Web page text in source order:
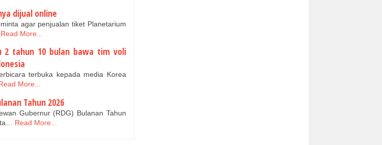
dijual online
agar penjualan tiket Planetarium
Read More...
2 tahun 10 bulan bawa tim voli
terbuka kepada media Korea
More...
Tahun 2026
Gubernur (RDG) Bulanan Tahun
Read More...